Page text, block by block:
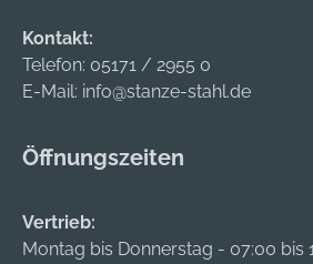
Kontakt:
Telefon: 05171 / 2955 0
E-Mail: info@stanze-stahl.de
Öffnungszeiten
Vertrieb:
Montag bis Donnerstag - 07:00 bis